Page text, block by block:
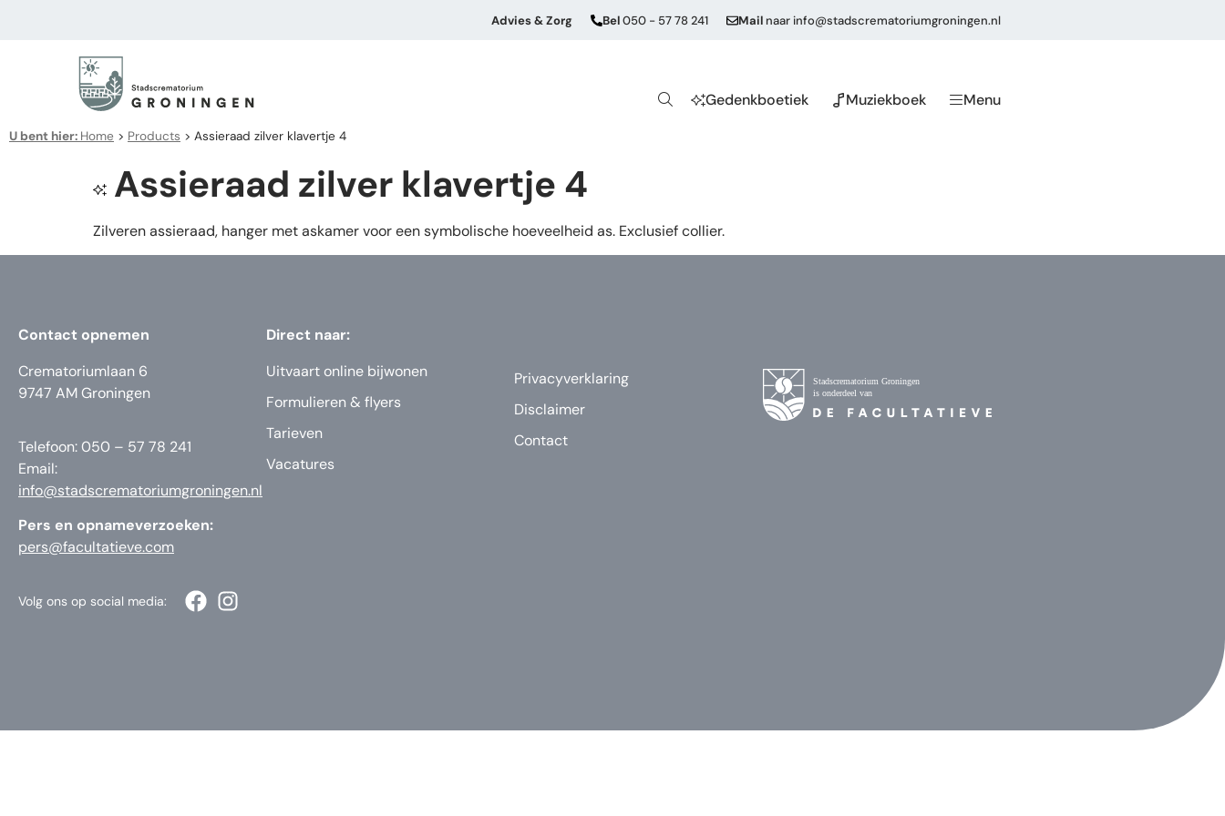
Advies & Zorg Bel050 - 57 78 241 Mail naarinfo@stadscrematoriumgroningen.nl
Gedenkboetiek Muziekboek Menu
U bent hier: Home > Products > Assieraad zilver klavertje 4
Assieraad zilver klavertje 4
Zilveren assieraad, hanger met askamer voor een symbolische hoeveelheid as. Exclusief collier.
Contact opnemen
Crematoriumlaan 6
9747 AM Groningen
Telefoon: 050 – 57 78 241
Email:
info@stadscrematoriumgroningen.nl
Pers en opnameverzoeken:
pers@facultatieve.com
Direct naar:
Uitvaart online bijwonen
Formulieren & flyers
Tarieven
Vacatures
Privacyverklaring
Disclaimer
Contact
Volg ons op social media: